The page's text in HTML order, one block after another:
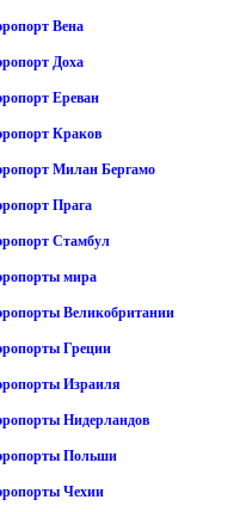
Вена
Доха
Ереван
Краков
Милан Бергамо
Прага
Стамбул
мира
Великобритании
Греции
Израиля
Нидерландов
Польши
Чехии